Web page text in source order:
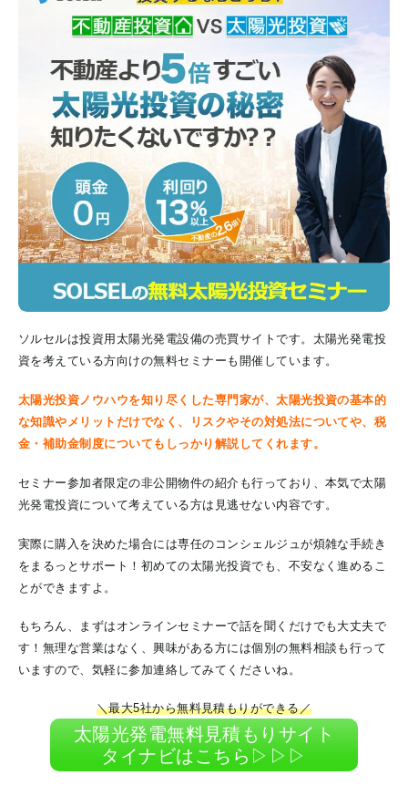
ソルセルは投資用太陽光発電設備の売買サイトです。太陽光発電投
資を考えている方向けの無料セミナーも開催しています。
太陽光投資ノウハウを知り尽くした専門家が、太陽光投資の基本的
な知識やメリットだけでなく、リスクやその対処法についてや、 税
金・補助金制度について もしっかり解説してくれます。
セミナー参加者限定の非公開物件の紹介も行っており、本気で太陽
光発電投資について考えている方は見逃せない内容です。
実際に購入を決めた場合には専任のコンシェルジュが煩雑な手続き
をまるっとサポート！初めての太陽光投資でも、不安なく進めるこ
とができますよ。
もちろん、まずはオンラインセミナーで話を聞くだけでも大丈夫で
す！無理な営業はなく、興味がある方には個別の無料相談も行って
いますので、気軽に参加連絡してみてくださいね。
＼最大5社から無料見積もりができる／
太陽光発電無料見積もりサイト
タイナビはこちら▷▷▷